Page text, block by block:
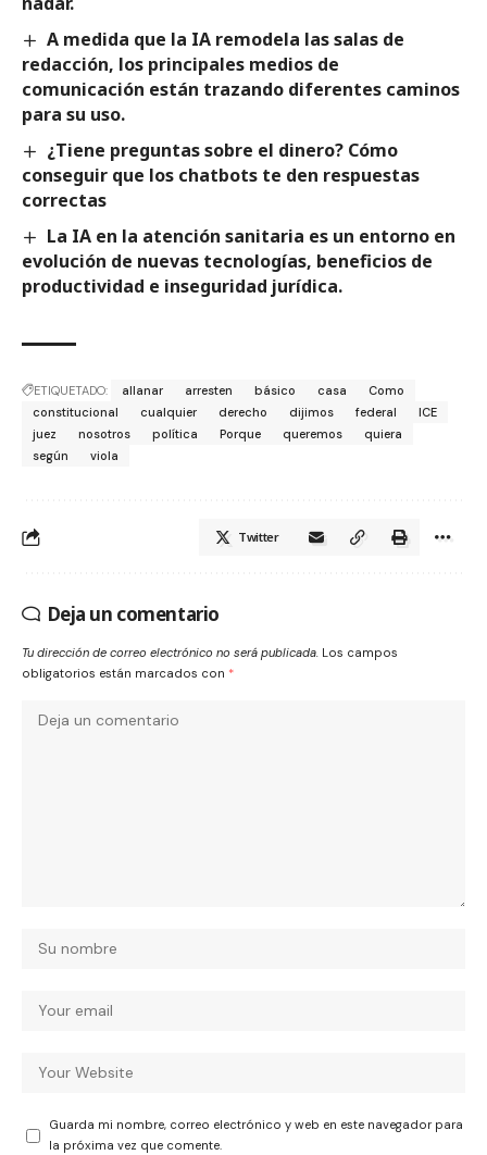
A medida que la IA remodela las salas de
redacción, los principales medios de
comunicación están trazando diferentes caminos
para su uso.
¿Tiene preguntas sobre el dinero? Cómo
conseguir que los chatbots te den respuestas
correctas
La IA en la atención sanitaria es un entorno en
evolución de nuevas tecnologías, beneficios de
productividad e inseguridad jurídica.
ETIQUETADO: allanar arresten básico casa
Como
constitucional
cualquier derecho dijimos federal
ICE
juez
nosotros política Porque queremos
quiera
según
viola
Twitter
Deja un comentario
Tu dirección de correo electrónico no será publicada. Los campos
obligatorios están marcados con *
Guarda mi nombre, correo electrónico y web en este navegador para
la próxima vez que comente.